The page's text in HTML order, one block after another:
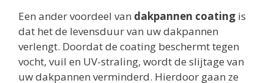
Een ander voordeel van dakpannen coating is
dat het de levensduur van uw dakpannen
verlengt. Doordat de coating beschermt tegen
vocht, vuil en UV-straling, wordt de slijtage van
uw dakpannen verminderd. Hierdoor gaan ze